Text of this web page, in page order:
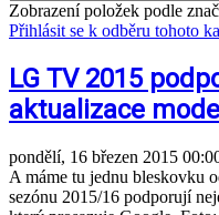
Zobrazení položek podle
Přihlásit se k odběru tohoto
LG TV 2015
aktualizace
pondělí, 16 březen 2015
A máme tu jednu bleskovku
sezónu 2015/16 podporují